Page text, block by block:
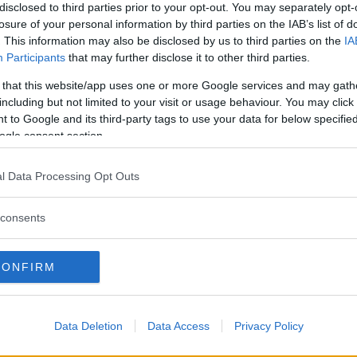
to third parties prior to your opt-out. You may separately
of your personal information by third parties on the IAB’s list of
This information may also be disclosed by us to third parties on the
Participants that may further disclose it to other third parties.
that this website/app uses one or more Google services and may
but not limited to your visit or usage behaviour. You may
to Google and its third-party tags to use your data for below
consent section.
Data Processing Opt Outs
Data Deletion Data Access Privacy Policy
no lacrime »
Shampoo Delicato MamiHug di Mamila, che ho testato
a leggere
Utile (0 )